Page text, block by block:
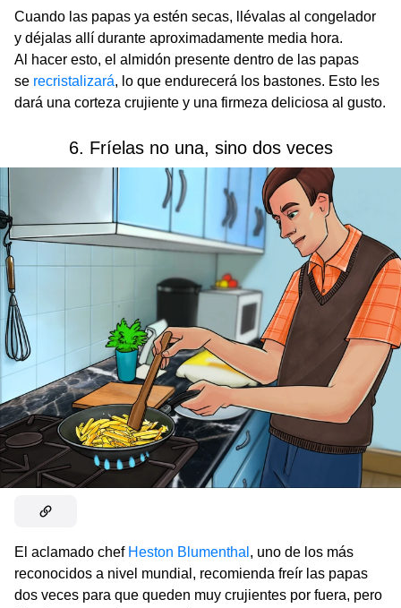
Cuando las papas ya estén secas, llévalas al congelador
y déjalas allí durante aproximadamente media hora.
Al hacer esto, el almidón presente dentro de las papas
se recristalizará, lo que endurecerá los bastones. Esto les
dará una corteza crujiente y una firmeza deliciosa al gusto.
6. Fríelas no una, sino dos veces
El aclamado chef Heston Blumenthal , uno de los más
reconocidos a nivel mundial, recomienda freír las papas
dos veces para que queden muy crujientes por fuera, pero